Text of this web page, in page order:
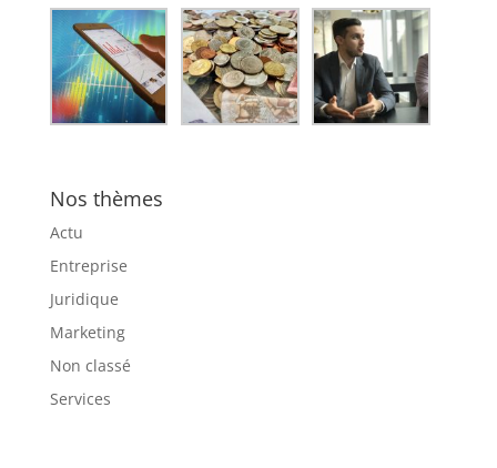
Nos thèmes
Actu
Entreprise
Juridique
Marketing
Non classé
Services